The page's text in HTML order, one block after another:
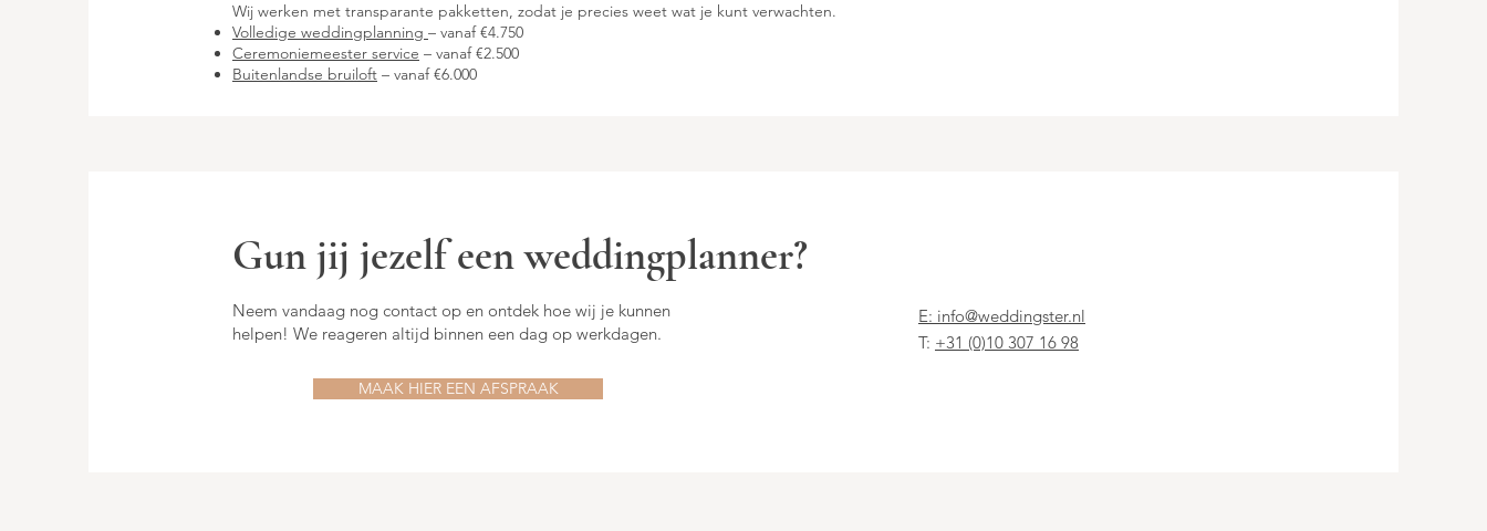
Wij werken met transparante pakketten, zodat je precies weet wat je kunt verwachten.
Volledige weddingplanning – vanaf €4.750
Ceremoniemeester service – vanaf €2.500
Buitenlandse bruiloft – vanaf €6.000
Gun jij jezelf een weddingplanner?
Neem vandaag nog contact op en ontdek hoe wij je kunnen
helpen! We reageren altijd binnen een dag op werkdagen.
E: info@weddingster.nl
T: +31 (0)10 307 16 98
MAAK HIER EEN AFSPRAAK